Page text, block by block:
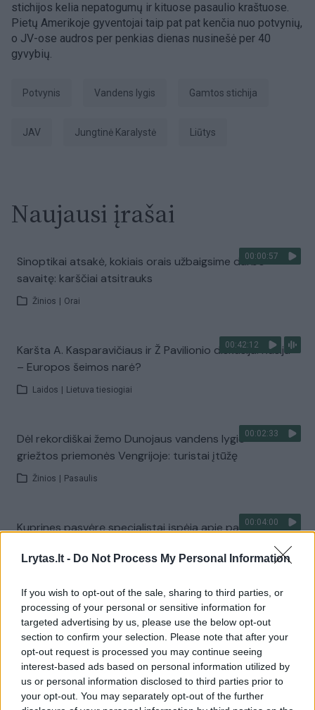
Lrytas.lt - Do Not Process My Personal Information
If you wish to opt-out of the sale, sharing to third parties, or
processing of your personal or sensitive information for
targeted advertising by us, please use the below opt-out
section to confirm your selection. Please note that after your
opt-out request is processed you may continue seeing
interest-based ads based on personal information utilized by
us or personal information disclosed to third parties prior to
your opt-out. You may separately opt-out of the further
stichijos kelia nepatogumų ir kituose pasaulio kraštuose.
Pietų Amerikoje gyventojai taip pat pat kenčia nuo potvynių,
o JV-ose audros per penkias dienas nusinešė per 40
gyvybių.
potvynis vandens lygis gamtos stichija
JAV Jungtinė Karalystė liūtys
Naujausi įrašai
00:00:57
Sinoptikai atsakė, kokiais orais užbaigsime darbo
savaitę: karščiai atsitrauks
Žinios Orai
00:42:12
Karšta A. Kasparavičiaus ir Ž Pavilionio diskusija: Rusija
– Europos šeimos narė?
Laidos Lietuva tiesiogiai
00:02:33
Dėl rekordiškai žemo Dunojaus vandens lygio –
griežtos priemonės Vengrijoje: turistai įtūžę
Žinios Pasaulis
00:04:00
Kuprines pasvėrę specialistai įspėja apie pavojingą
Žinios
Visi įrašai
Žiūrimiausi įrašai